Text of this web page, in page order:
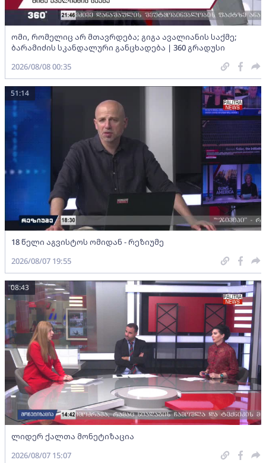
ომი, რომელიც არ მთავრდება; გიგა ავალიანის საქმე;
ბარამიძის სკანდალური განცხადება | 360 გრადუსი
2026/08/08 00:35
18 წელი აგვისტოს ომიდან - რეზიუმე
51:14
2026/08/07 19:55
ლიდერ ქალთა მონეტიზაცია
08:43
2026/08/07 15:07